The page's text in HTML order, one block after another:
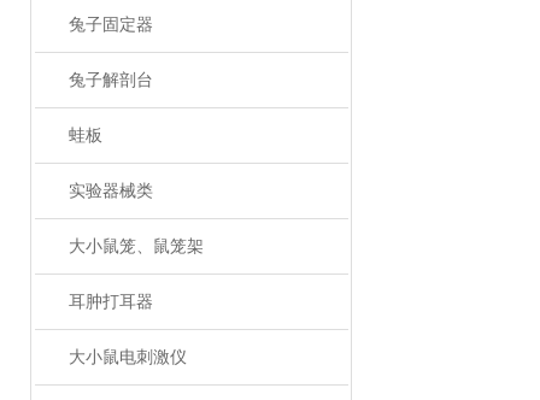
兔子固定器
兔子解剖台
蛙板
实验器械类
大小鼠笼、鼠笼架
耳肿打耳器
大小鼠电刺激仪